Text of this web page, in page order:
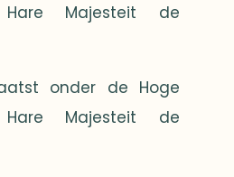
Majesteit de
onder de Hoge
Majesteit de